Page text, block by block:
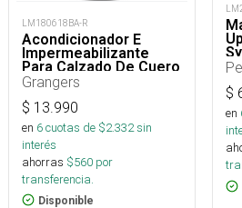
LM180618BA-R
Acondicionador E
Impermeabilizante
Para Calzado De Cuero
75 Ml
Grangers
$ 13.990
en 6cuotas de $2.332sin
interés
ahorras $560 por
transferencia.
Disponible
$
en